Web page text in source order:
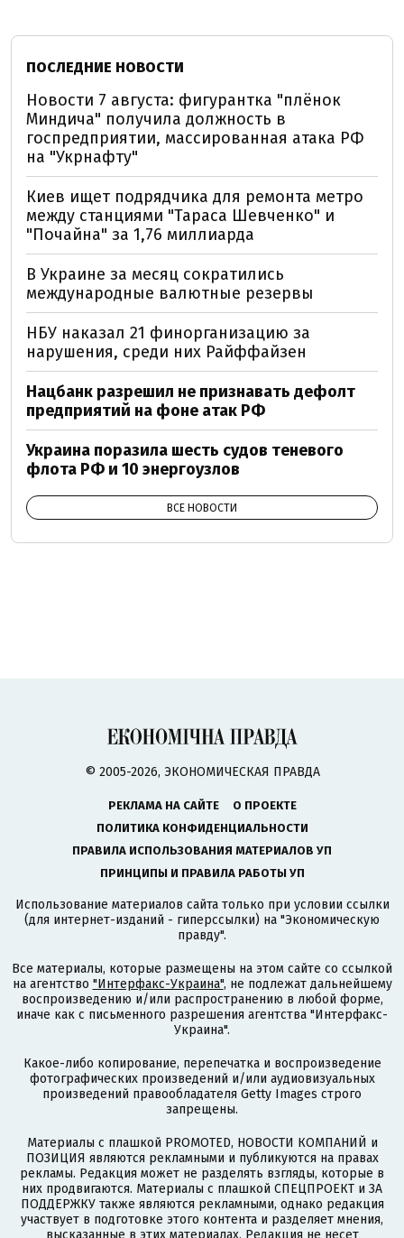
ПОСЛЕДНИЕ НОВОСТИ
Новости 7 августа: фигурантка "плёнок
Миндича" получила должность в
госпредприятии, массированная атака РФ
на "Укрнафту"
Киев ищет подрядчика для ремонта метро
между станциями "Тараса Шевченко" и
"Почайна" за 1,76 миллиарда
В Украине за месяц сократились
международные валютные резервы
НБУ наказал 21 финорганизацию за
нарушения, среди них Райффайзен
Нацбанк разрешил не признавать дефолт
предприятий на фоне атак РФ
Украина поразила шесть судов теневого
флота РФ и 10 энергоузлов
ВСЕ НОВОСТИ
© 2005-2026, ЭКОНОМИЧЕСКАЯ ПРАВДА
РЕКЛАМА НА САЙТЕ
О ПРОЕКТЕ
ПОЛИТИКА КОНФИДЕНЦИАЛЬНОСТИ
ПРАВИЛА ИСПОЛЬЗОВАНИЯ МАТЕРИАЛОВ УП
ПРИНЦИПЫ И ПРАВИЛА РАБОТЫ УП
Использование материалов сайта только при условии ссылки
(для интернет-изданий - гиперссылки) на "Экономическую
правду".
Все материалы, которые размещены на этом сайте со ссылкой
на агентство "Интерфакс-Украина", не подлежат дальнейшему
воспроизведению и/или распространению в любой форме,
иначе как с письменного разрешения агентства "Интерфакс-
Украина".
Какое-либо копирование, перепечатка и воспроизведение
фотографических произведений и/или аудиовизуальных
произведений правообладателя Getty Images строго
запрещены.
Материалы с плашкой PROMOTED, НОВОСТИ КОМПАНИЙ и
ПОЗИЦИЯ являются рекламными и публикуются на правах
рекламы. Редакция может не разделять взгляды, которые в
них продвигаются. Материалы с плашкой СПЕЦПРОЕКТ и ЗА
ПОДДЕРЖКУ также являются рекламными, однако редакция
участвует в подготовке этого контента и разделяет мнения,